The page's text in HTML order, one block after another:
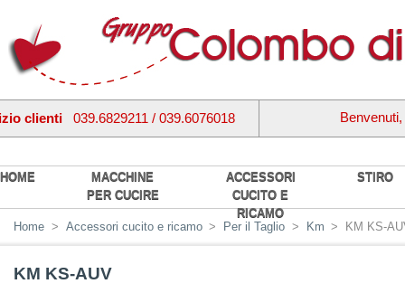
HOME
MACCHINE
PER CUCIRE
ACCESSORI
CUCITO E
RICAMO
STIRO
clienti 039.6829211 / 039.6076018 Benvenuti,
Home > Accessori cucito e ricamo > Per il Taglio > Km > KM KS-
KM KS-AUV